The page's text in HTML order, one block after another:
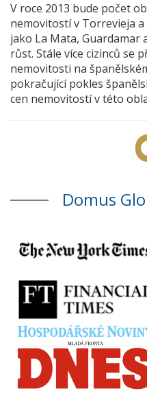
V roce 2013 bude počet
nemovitostí v Torrevieja
jako La Mata, Guardamar
růst. Stále více cizinců se
nemovitosti na
pokračující pokles
cen nemovitostí v této
Domus